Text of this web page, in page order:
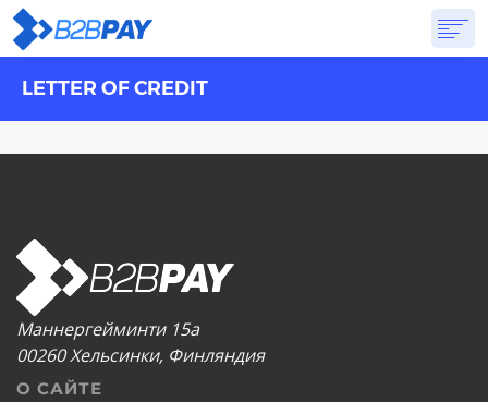
О САЙТЕРЕШЕНИЯВИРТУАЛЬНЫЙ БАНК
LETTER OF CREDIT
Маннергейминти 15а
00260 Хельсинки, Финляндия
О САЙТЕ